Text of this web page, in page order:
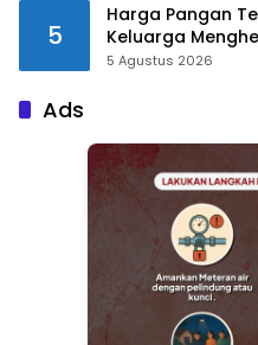
5
Harga Pangan
Keluarga
5 Agustus 2026
Ads